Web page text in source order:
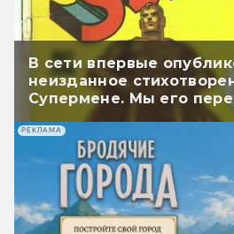
В сети впервые
неизданное
Супермене. Мы его
РЕКЛАМА